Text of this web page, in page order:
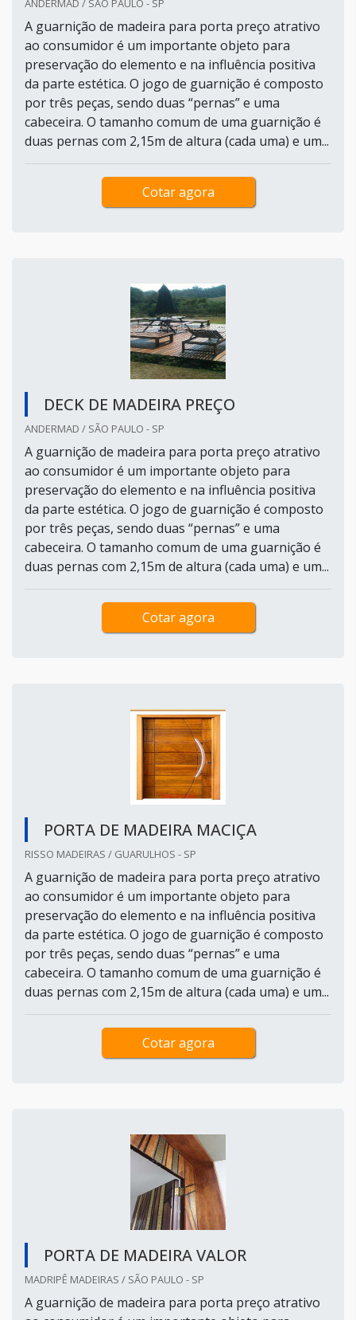
ANDERMAD / SÃO PAULO - SP
A guarnição de madeira para porta preço atrativo
ao consumidor é um importante objeto para
preservação do elemento e na influência positiva
da parte estética. O jogo de guarnição é composto
por três peças, sendo duas “pernas” e uma
cabeceira. O tamanho comum de uma guarnição é
duas pernas com 2,15m de altura (cada uma) e um...
Cotar agora
DECK DE MADEIRA PREÇO
ANDERMAD / SÃO PAULO - SP
A guarnição de madeira para porta preço atrativo
ao consumidor é um importante objeto para
preservação do elemento e na influência positiva
da parte estética. O jogo de guarnição é composto
por três peças, sendo duas “pernas” e uma
cabeceira. O tamanho comum de uma guarnição é
duas pernas com 2,15m de altura (cada uma) e um...
Cotar agora
PORTA DE MADEIRA MACIÇA
RISSO MADEIRAS / GUARULHOS - SP
A guarnição de madeira para porta preço atrativo
ao consumidor é um importante objeto para
preservação do elemento e na influência positiva
da parte estética. O jogo de guarnição é composto
por três peças, sendo duas “pernas” e uma
cabeceira. O tamanho comum de uma guarnição é
duas pernas com 2,15m de altura (cada uma) e um...
Cotar agora
PORTA DE MADEIRA VALOR
MADRIPÊ MADEIRAS / SÃO PAULO - SP
A guarnição de madeira para porta preço atrativo